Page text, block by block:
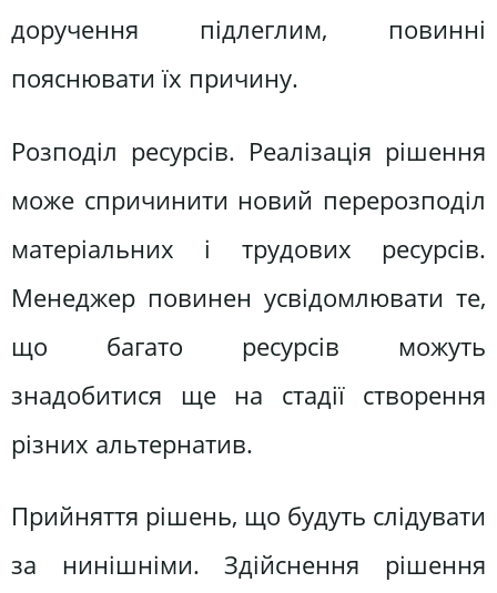
доручення підлеглим, повинні
пояснювати їх причину.
Розподіл ресурсів. Реалізація рішення
може спричинити новий перерозподіл
матеріальних і трудових ресурсів.
Менеджер повинен усвідомлювати те,
що багато ресурсів можуть
знадобитися ще на стадії створення
різних альтернатив.
Прийняття рішень, що будуть слідувати
за нинішніми. Здійснення рішення